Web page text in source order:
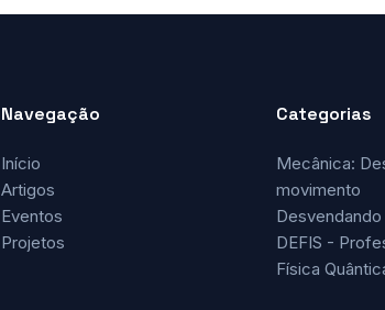
Navegação
Início
Artigos
Eventos
Projetos
Categorias
Mecânica:
movimento
DEFIS -
Física